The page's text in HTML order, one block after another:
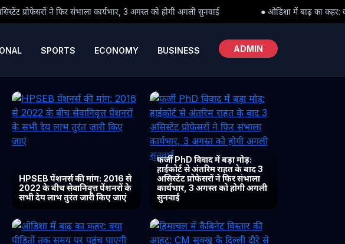
3 अगस्त को होगी अगली सुनवाई ● ओडिशा में बाढ़ का कहर: क्या पीड़ितों तक समय पर पहुंच
SPORTS ECONOMY BUSINESS ADMIN
HPSEB पेंशनर्स की मांग: 2016 से
2022 के बीच सेवानिवृत्त पेंशनरों के
सभी देय लाभ तुरंत जारी किए जाएं
फर्जी PhD विवाद में बड़ा मोड़:
हाईकोर्ट से अंतरिम राहत के बाद 3
असिस्टेंट प्रोफेसरों ने फिर संभाला
कार्यभार, 3 अगस्त को होगी अगली
सुनवाई